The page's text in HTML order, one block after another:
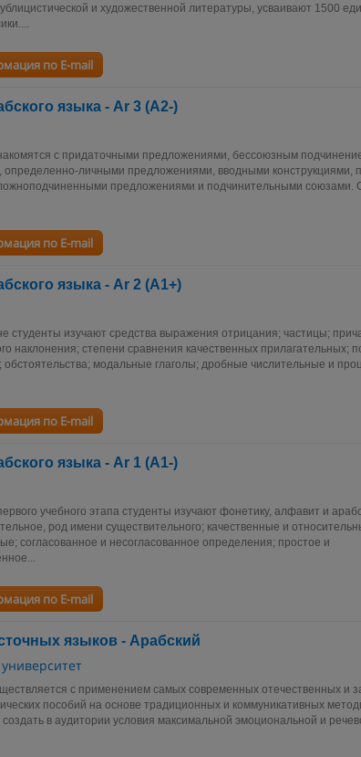
и художественной литературы, усваивают 1500
по E-mail
языка - Ar 3 (А2-)
с придаточными предложениями, бессоюзным
определенно-личными предложениями, вводными конструкциями,
предложениями и подчинительными союзами.
по E-mail
языка - Ar 2 (А1+)
студенты изучают средства выражения отрицания; частицы;
наклонения; степени сравнения качественных прилагательных;
модальные глаголы; дробные числительные и
по E-mail
языка - Ar 1 (А1-)
учебного этапа студенты изучают фонетику, алфавит и
род имени существительного; качественные и
согласованное и несогласованное определения; простое и
по E-mail
языков - Арабский
с применением самых современных отечественных и
пособий на основе традиционных и коммуникативных
в аудитории условия максимальной эмоциональной и